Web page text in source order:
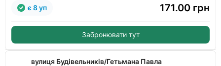
171.00 грн
є 8 уп
Забронювати тут
вулиця Будівельників/Гетьмана Павла